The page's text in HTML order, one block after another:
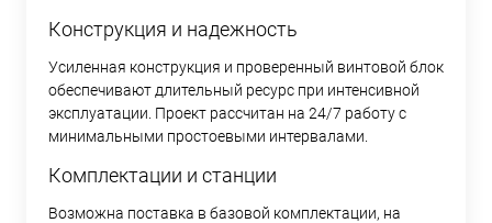
Конструкция и надежность
Усиленная конструкция и проверенный винтовой блок
обеспечивают длительный ресурс при интенсивной
эксплуатации. Проект рассчитан на 24/7 работу с
минимальными простоевыми интервалами.
Комплектации и станции
Возможна поставка в базовой комплектации, на